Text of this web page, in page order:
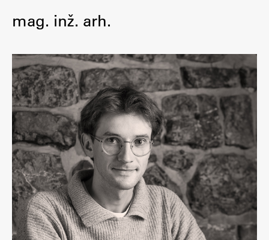
Fakulteta
O fakulteti
Osebje
Organiziranost
Alumni
Knjižnica
Mednarodno sodelovanje
Članstva v združenjih
Konzorciji
Tržna dejavnost
Kontakti
mag. inž. arh.